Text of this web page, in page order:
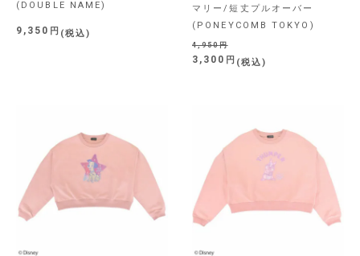
(DOUBLE NAME)
9,350 税込
マリー/短丈プルオーバー
(PONEYCOMB TOKYO)
4,950
3,300 税込